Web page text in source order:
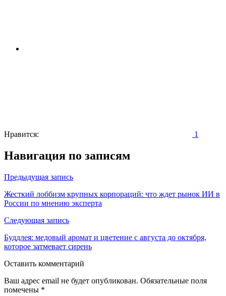
Нравится: 1
Навигация по записям
Предыдущая запись
Жесткий лоббизм крупных корпораций: что ждет рынок ИИ в
России по мнению эксперта
Следующая запись
Буддлея: медовый аромат и цветение с августа до октября,
которое затмевает сирень
Оставить комментарий
Ваш адрес email не будет опубликован. Обязательные поля
помечены *